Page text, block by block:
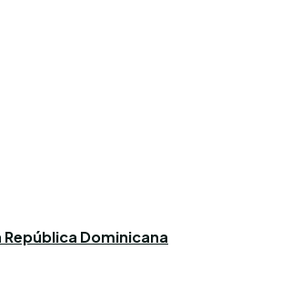
Dominicana